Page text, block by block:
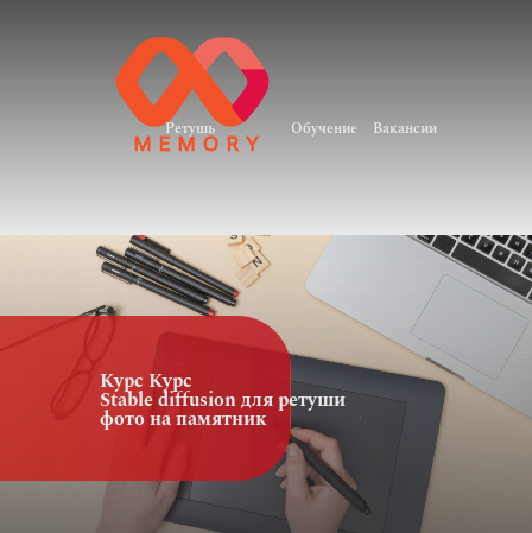
Ретушь Обучение Вакансии
Курс Курс
Stable diffusion для ретуши
фото на памятник